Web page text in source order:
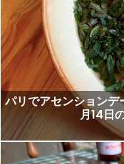
パリでアセンション
月14日